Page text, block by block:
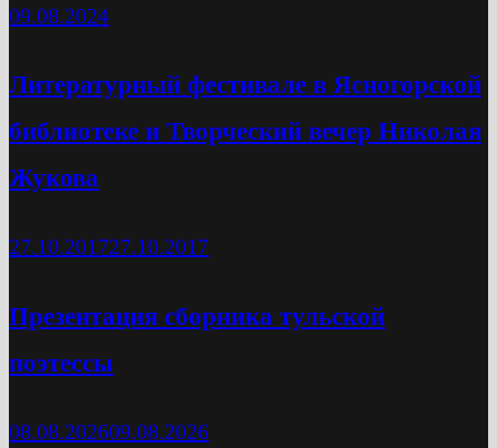
09.08.2024
Литературный фестивале в Ясногорской
библиотеке и Творческий вечер Николая
Жукова
27.10.201727.10.2017
Презентация сборника тульской
поэтессы
08.08.202609.08.2026